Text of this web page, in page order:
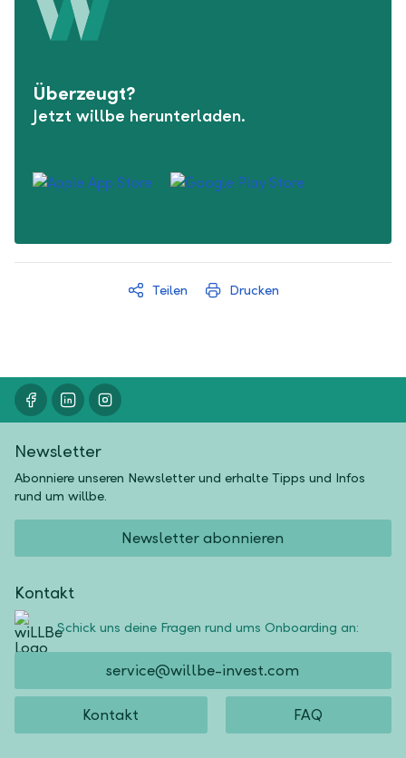
Überzeugt?
Jetzt willbe herunterladen.
Teilen Drucken
Newsletter
Abonniere unseren Newsletter und erhalte Tipps und Infos
rund um willbe.
Newsletter abonnieren
Kontakt
Schick uns deine Fragen rund ums Onboarding an:
service@willbe-invest.com
Kontakt FAQ